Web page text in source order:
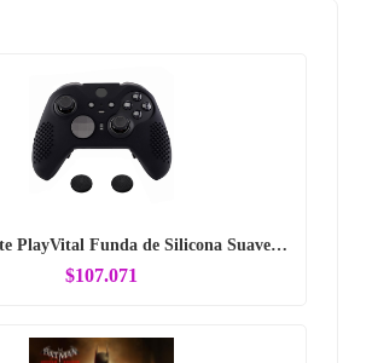
PlayVital Funda de Silicona Suave…
$107.071